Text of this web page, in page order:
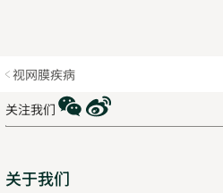
视网膜疾病
关注我们
WeChat
Weibo
Sitemap
关于我们